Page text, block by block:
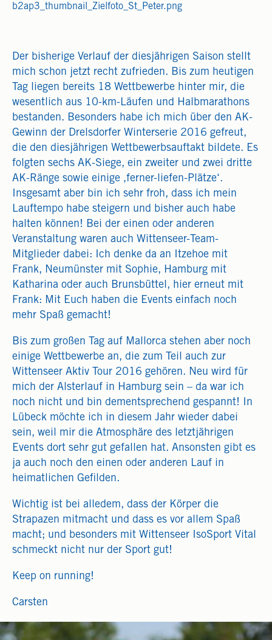
b2ap3_thumbnail_Zielfoto_St_Peter.png
Der bisherige Verlauf der diesjährigen Saison stellt
mich schon jetzt recht zufrieden. Bis zum heutigen
Tag liegen bereits 18 Wettbewerbe hinter mir, die
wesentlich aus 10-km-Läufen und Halbmarathons
bestanden. Besonders habe ich mich über den AK-
Gewinn der Drelsdorfer Winterserie 2016 gefreut,
die den diesjährigen Wettbewerbsauftakt bildete. Es
folgten sechs AK-Siege, ein zweiter und zwei dritte
AK-Ränge sowie einige ‚ferner-liefen-Plätze‘.
Insgesamt aber bin ich sehr froh, dass ich mein
Lauftempo habe steigern und bisher auch habe
halten können! Bei der einen oder anderen
Veranstaltung waren auch Wittenseer-Team-
Mitglieder dabei: Ich denke da an Itzehoe mit
Frank, Neumünster mit Sophie, Hamburg mit
Katharina oder auch Brunsbüttel, hier erneut mit
Frank: Mit Euch haben die Events einfach noch
mehr Spaß gemacht!
Bis zum großen Tag auf Mallorca stehen aber noch
einige Wettbewerbe an, die zum Teil auch zur
Wittenseer Aktiv Tour 2016 gehören. Neu wird für
mich der Alsterlauf in Hamburg sein – da war ich
noch nicht und bin dementsprechend gespannt! In
Lübeck möchte ich in diesem Jahr wieder dabei
sein, weil mir die Atmosphäre des letztjährigen
Events dort sehr gut gefallen hat. Ansonsten gibt es
ja auch noch den einen oder anderen Lauf in
heimatlichen Gefilden.
Wichtig ist bei alledem, dass der Körper die
Strapazen mitmacht und dass es vor allem Spaß
macht; und besonders mit Wittenseer IsoSport Vital
schmeckt nicht nur der Sport gut!
Keep on running!
Carsten